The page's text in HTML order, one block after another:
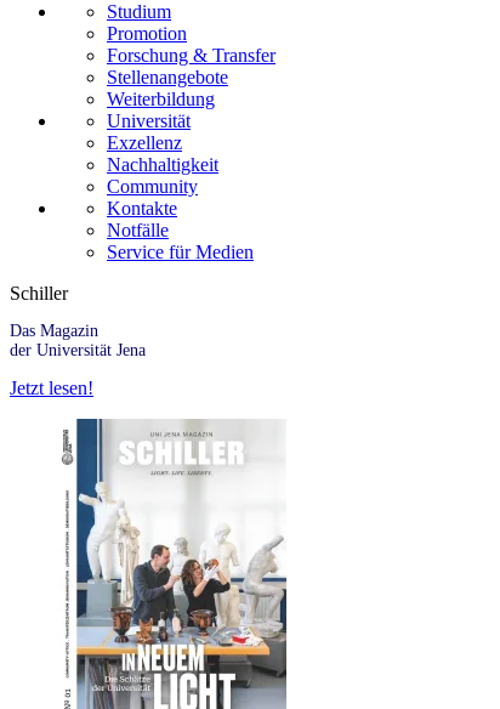
Studium
Promotion
Forschung & Transfer
Stellenangebote
Weiterbildung
Universität
Exzellenz
Nachhaltigkeit
Community
Kontakte
Notfälle
Service für Medien
Schiller
Das Magazin
der Universität Jena
Jetzt lesen!